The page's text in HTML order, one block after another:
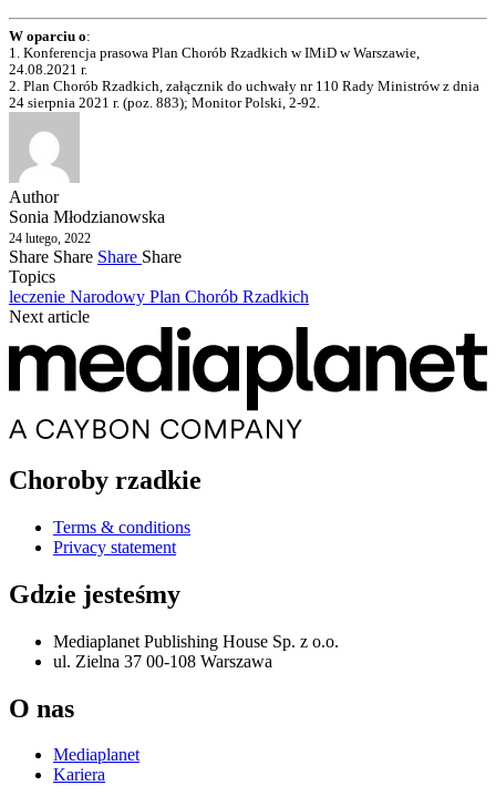
W oparciu o:
1. Konferencja prasowa Plan Chorób Rzadkich w IMiD w Warszawie,
24.08.2021 r.
2. Plan Chorób Rzadkich, załącznik do uchwały nr 110 Rady Ministrów z dnia
24 sierpnia 2021 r. (poz. 883); Monitor Polski, 2-92.
Author
Sonia Młodzianowska
24 lutego, 2022
Share Share Share Share
Topics
leczenie Narodowy Plan Chorób Rzadkich
Next article
Choroby rzadkie
Terms & conditions
Privacy statement
Gdzie jesteśmy
Mediaplanet Publishing House Sp. z o.o.
ul. Zielna 37 00-108 Warszawa
O nas
Mediaplanet
Kariera